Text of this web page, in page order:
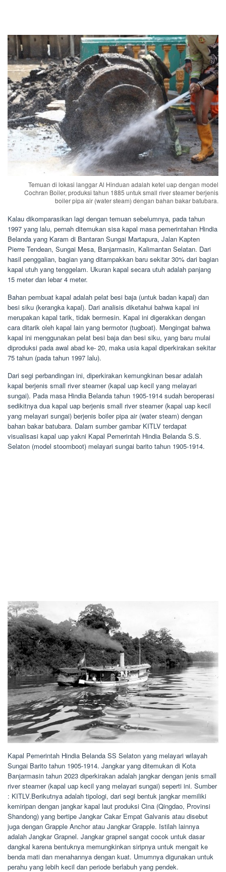
Temuan di lokasi langgar Al Hinduan adalah ketel uap dengan model
Cochran Boiler, produksi tahun 1885 untuk small river steamer berjenis
boiler pipa air (water steam) dengan bahan bakar batubara.
Kalau dikomparasikan lagi dengan temuan sebelumnya, pada tahun
1997 yang lalu, pernah ditemukan sisa kapal masa pemerintahan Hindia
Belanda yang Karam di Bantaran Sungai Martapura, Jalan Kapten
Pierre Tendean, Sungai Mesa, Banjarmasin, Kalimantan Selatan. Dari
hasil penggalian, bagian yang ditampakkan baru sekitar 30% dari bagian
kapal utuh yang tenggelam. Ukuran kapal secara utuh adalah panjang
15 meter dan lebar 4 meter.
Bahan pembuat kapal adalah pelat besi baja (untuk badan kapal) dan
besi siku (kerangka kapal). Dari analisis diketahui bahwa kapal ini
merupakan kapal tarik, tidak bermesin. Kapal ini digerakkan dengan
cara ditarik oleh kapal lain yang bermotor (tugboat). Mengingat bahwa
kapal ini menggunakan pelat besi baja dan besi siku, yang baru mulai
diproduksi pada awal abad ke- 20, maka usia kapal diperkirakan sekitar
75 tahun (pada tahun 1997 lalu).
Dari segi perbandingan ini, diperkirakan kemungkinan besar adalah
kapal berjenis small river steamer (kapal uap kecil yang melayari
sungai). Pada masa Hindia Belanda tahun 1905-1914 sudah beroperasi
sedikitnya dua kapal uap berjenis small river steamer (kapal uap kecil
yang melayari sungai) berjenis boiler pipa air (water steam) dengan
bahan bakar batubara. Dalam sumber gambar KITLV terdapat
visualisasi kapal uap yakni Kapal Pemerintah Hindia Belanda S.S.
Selaton (model stoomboot) melayari sungai barito tahun 1905-1914.
Kapal Pemerintah Hindia Belanda SS Selaton yang melayari wilayah
Sungai Barito tahun 1905-1914. Jangkar yang ditemukan di Kota
Banjarmasin tahun 2023 diperkirakan adalah jangkar dengan jenis small
river steamer (kapal uap kecil yang melayari sungai) seperti ini. Sumber
: KITLV.Berikutnya adalah tipologi, dari segi bentuk jangkar memiliki
kemiripan dengan jangkar kapal laut produksi Cina (Qingdao, Provinsi
Shandong) yang bertipe Jangkar Cakar Empat Galvanis atau disebut
juga dengan Grapple Anchor atau Jangkar Grapple. Istilah lainnya
adalah Jangkar Grapnel. Jangkar grapnel sangat cocok untuk dasar
dangkal karena bentuknya memungkinkan siripnya untuk mengait ke
benda mati dan menahannya dengan kuat. Umumnya digunakan untuk
perahu yang lebih kecil dan periode berlabuh yang pendek.